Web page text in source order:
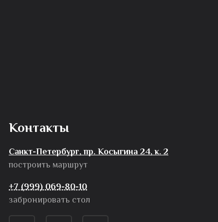
Контакты
Санкт-Петербург, пр. Косыгина 24, к. 2
построить маршрут
+7 (999) 069-80-10
забронировать стол